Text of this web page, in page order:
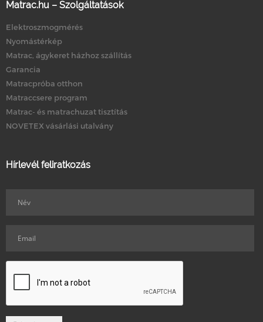
Matrac.hu – Szolgáltatások
Elektroszmogmérés
Nyomástérkép
Matrac, ágykeret házhoz szállítás
Garancia
Matracpróba otthon
Matraccsere program
Matrac- és matrachuzat tisztítás
NOVETEX vásárlási utalvány
Hírlevél feliratkozás